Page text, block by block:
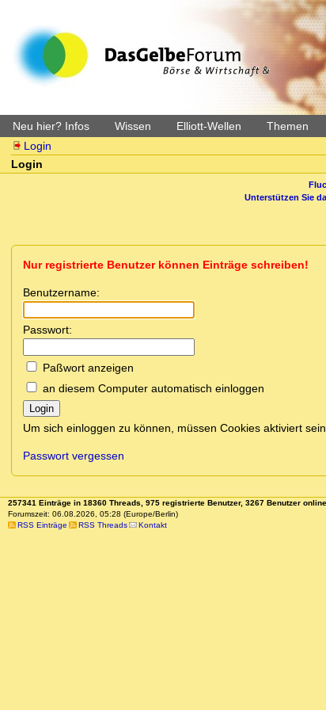
Neu hier? Infos Wissen Elliott-Wellen Themen
Login
Login
Unterstützen Sie
Nur registrierte Benutzer können Einträge schreiben!
Benutzername:
Passwort:
Paßwort anzeigen
an diesem Computer automatisch einloggen
Login
Um sich einloggen zu können, müssen Cookies aktiviert
Passwort vergessen
257341 Einträge in 18360 Threads, 975 registrierte Benutzer, 3267 Benutzer
Forumszeit: 06.08.2026, 05:28 (Europe/Berlin)
RSS Einträge
RSS Threads Kontakt